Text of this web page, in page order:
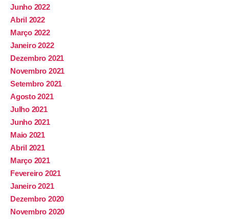
Junho 2022
Abril 2022
Março 2022
Janeiro 2022
Dezembro 2021
Novembro 2021
Setembro 2021
Agosto 2021
Julho 2021
Junho 2021
Maio 2021
Abril 2021
Março 2021
Fevereiro 2021
Janeiro 2021
Dezembro 2020
Novembro 2020